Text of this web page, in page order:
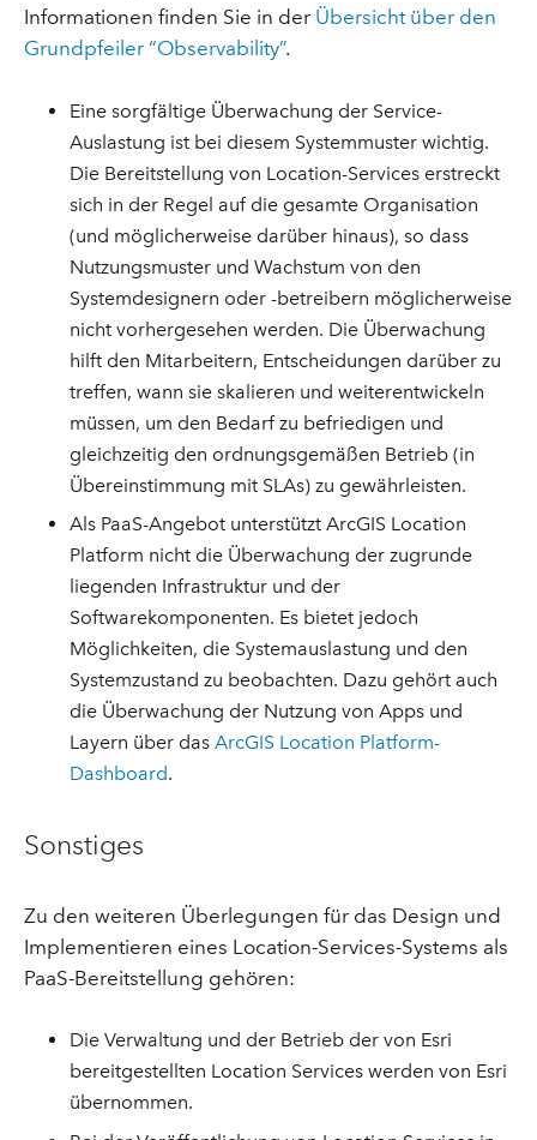
Informationen finden Sie in der Übersicht über den
Grundpfeiler “Observability”.
Eine sorgfältige Überwachung der Service-
Auslastung ist bei diesem Systemmuster wichtig.
Die Bereitstellung von Location-Services erstreckt
sich in der Regel auf die gesamte Organisation
(und möglicherweise darüber hinaus), so dass
Nutzungsmuster und Wachstum von den
Systemdesignern oder -betreibern möglicherweise
nicht vorhergesehen werden. Die Überwachung
hilft den Mitarbeitern, Entscheidungen darüber zu
treffen, wann sie skalieren und weiterentwickeln
müssen, um den Bedarf zu befriedigen und
gleichzeitig den ordnungsgemäßen Betrieb (in
Übereinstimmung mit SLAs) zu gewährleisten.
Als PaaS-Angebot unterstützt ArcGIS Location
Platform nicht die Überwachung der zugrunde
liegenden Infrastruktur und der
Softwarekomponenten. Es bietet jedoch
Möglichkeiten, die Systemauslastung und den
Systemzustand zu beobachten. Dazu gehört auch
die Überwachung der Nutzung von Apps und
Layern über dasArcGIS Location Platform-
Dashboard.
Sonstiges
Zu den weiteren Überlegungen für das Design und
Implementieren eines Location-Services-Systems als
PaaS-Bereitstellung gehören:
Die Verwaltung und der Betrieb der von Esri
bereitgestellten Location Services werden von Esri
übernommen.